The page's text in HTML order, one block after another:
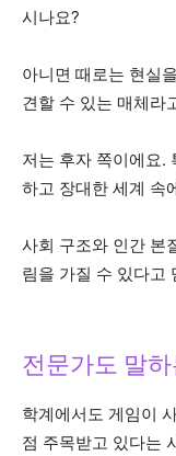
시나요?
아니면 때로는 현실
견할 수 있는 매체라
저는 후자 쪽이에요.
하고 장대한 세계 속
사회 구조와 인간 본
림을 가질 수 있다고
전문가도 말
학계에서도 게임이
점 주목받고 있다는